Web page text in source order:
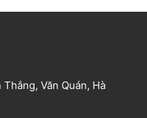
Văn Quán, Hà